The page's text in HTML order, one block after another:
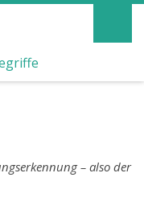
– also der